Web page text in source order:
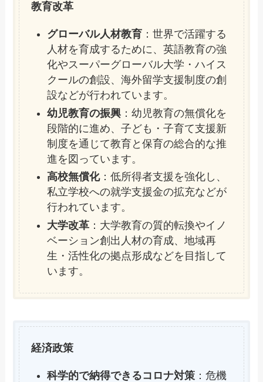
教育改革
グローバル人材教育 ：世界で活躍する
人材を育成するために、英語教育の強
化やスーパーグローバル大学・ハイス
クールの創設、海外留学支援制度の創
設などが行われています。
幼児教育の振興 ：幼児教育の無償化を
段階的に進め、子ども・子育て支援新
制度を通じて教育と保育の総合的な推
進を図っています。
高校無償化：低所得者支援を強化し、
私立学校への就学支援金の拡充などが
行われています。
大学改革 ：大学教育の質的転換やイノ
ベーション創出人材の育成、地域再
生・活性化の拠点形成などを目指して
います。
経済政策
科学的で納得できるコロナ対策 ：危機